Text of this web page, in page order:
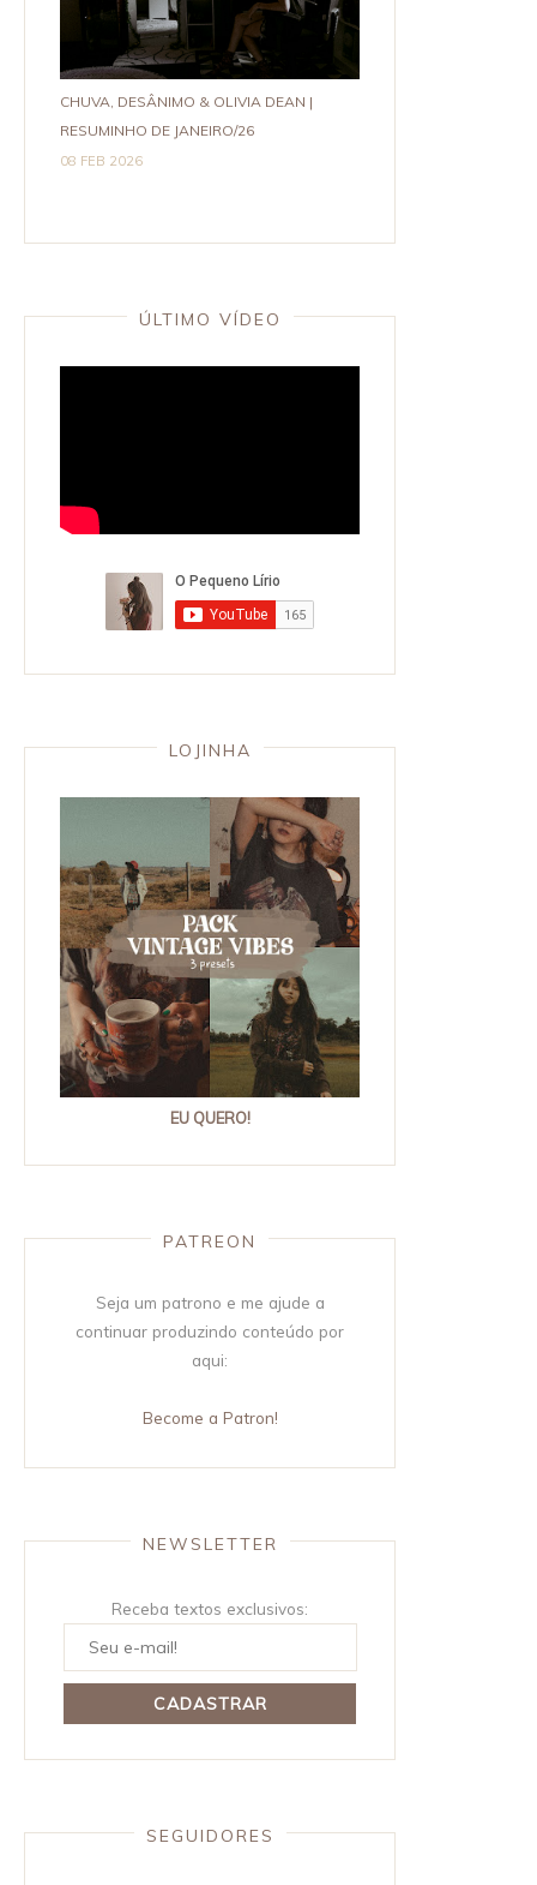
CHUVA, DESÂNIMO & OLIVIA DEAN |
RESUMINHO DE JANEIRO/26
08 FEB 2026
ÚLTIMO VÍDEO
LOJINHA
EU QUERO!
PATREON
Seja um patrono e me ajude a
continuar produzindo conteúdo por
aqui:
Become a Patron!
NEWSLETTER
Receba textos exclusivos:
SEGUIDORES